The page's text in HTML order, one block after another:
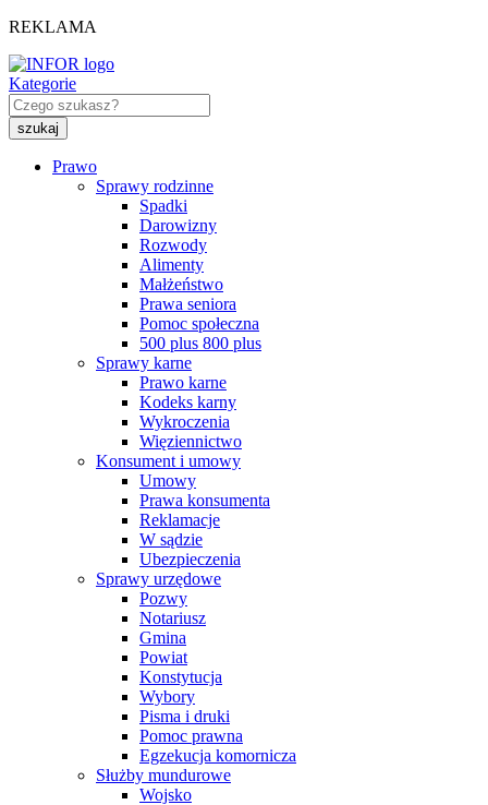
REKLAMA
Kategorie
Prawo
Sprawy rodzinne
Spadki
Darowizny
Rozwody
Alimenty
Małżeństwo
Prawa seniora
Pomoc społeczna
500 plus 800 plus
Sprawy karne
Prawo karne
Kodeks karny
Wykroczenia
Więziennictwo
Konsument i umowy
Umowy
Prawa konsumenta
Reklamacje
W sądzie
Ubezpieczenia
Sprawy urzędowe
Pozwy
Notariusz
Gmina
Powiat
Konstytucja
Wybory
Pisma i druki
Pomoc prawna
Egzekucja komornicza
Służby mundurowe
Wojsko